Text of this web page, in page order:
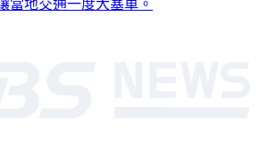
當地交通一度大塞車。